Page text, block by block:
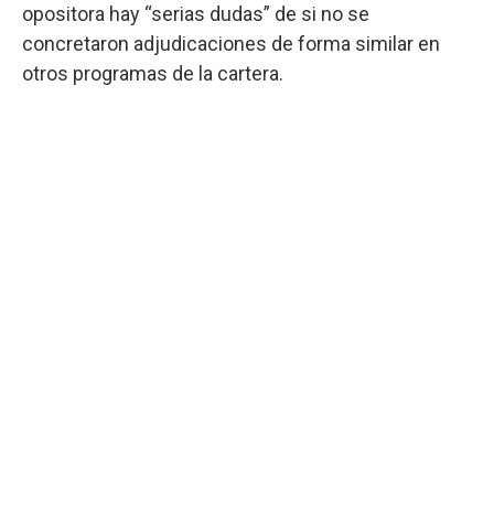
opositora hay “serias dudas” de si no se
concretaron adjudicaciones de forma similar en
otros programas de la cartera.